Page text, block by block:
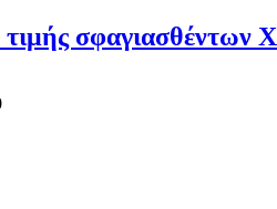
σφαγιασθέντων